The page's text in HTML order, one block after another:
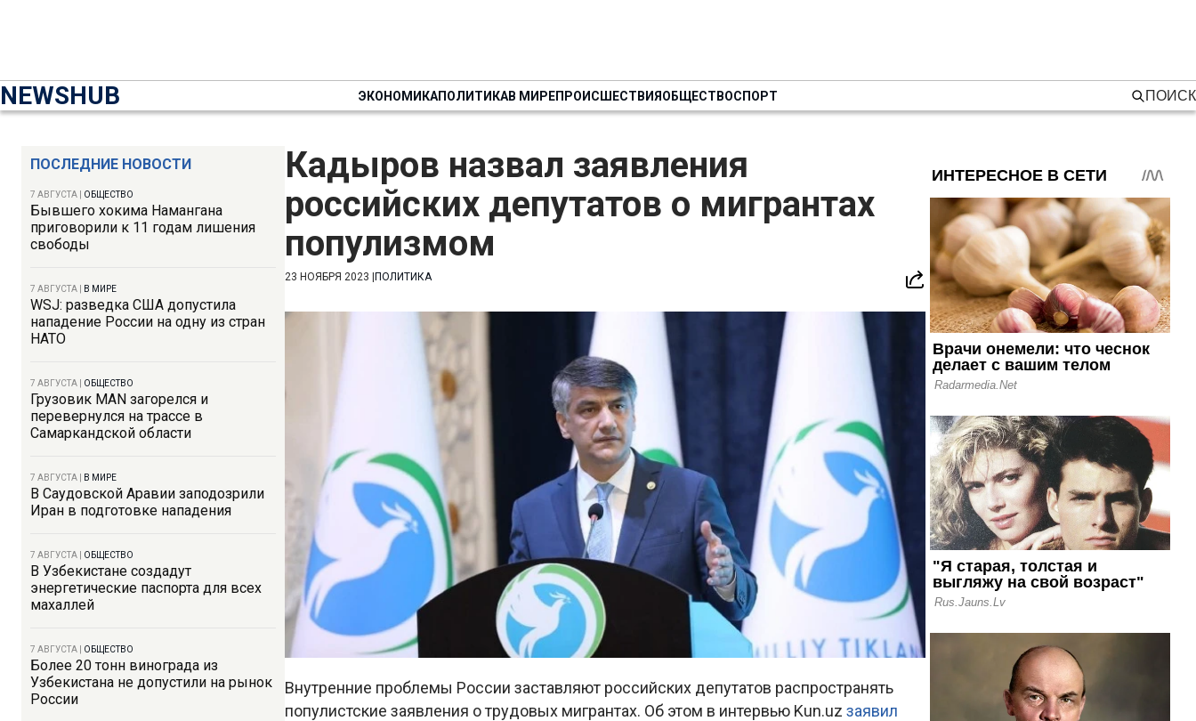
NEWSHUB ЭКОНОМИКАПОЛИТИКАВ МИРЕПРОИСШЕСТВИЯОБЩЕСТВОСПОРТ ПОИСК
ПОСЛЕДНИЕ НОВОСТИ
7 АВГУСТА ОБЩЕСТВО
Бывшего хокима Намангана
приговорили к 11 годам лишения
свободы
7 АВГУСТА В МИРЕ
WSJ: разведка США допустила
нападение России на одну из стран
НАТО
7 АВГУСТА ОБЩЕСТВО
Грузовик MAN загорелся и
перевернулся на трассе в
Самаркандской области
7 АВГУСТА В МИРЕ
В Саудовской Аравии заподозрили
Иран в подготовке нападения
7 АВГУСТА ОБЩЕСТВО
В Узбекистане создадут
энергетические паспорта для всех
махаллей
7 АВГУСТА ОБЩЕСТВО
Более 20 тонн винограда из
Узбекистана не допустили на рынок
России
Кадыров назвал заявления
российских депутатов о мигрантах
популизмом
23 НОЯБРЯ 2023 ПОЛИТИКА
Внутренние проблемы России заставляют российских депутатов распространять
популистские заявления о трудовых мигрантах. Об этом в интервью Kun.uz заявил